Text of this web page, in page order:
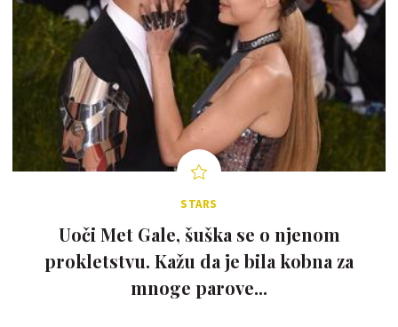
STARS
Uoči Met Gale, šuška se o njenom
prokletstvu. Kažu da je bila kobna za
mnoge parove...